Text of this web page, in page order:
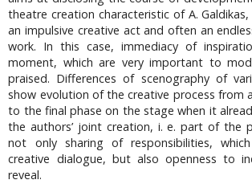
theatre creation characteristic of A.
an impulsive creative act and often an
work. In this case, immediacy of
moment, which are very important to
praised. Differences of scenography of
show evolution of the creative process from
to the final phase on the stage when it
the authors’ joint creation, i. e. part of the
not only sharing of responsibilities,
creative dialogue, but also openness to
reveal.